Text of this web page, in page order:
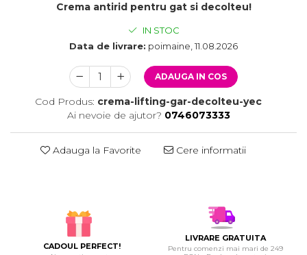
Crema antirid pentru gat si decolteu!
IN STOC
Data de livrare: poimaine, 11.08.2026
ADAUGA IN COS
Cod Produs: crema-lifting-gar-decolteu-yec
Ai nevoie de ajutor? 0746073333
Adauga la Favorite Cere informatii
CADOUL PERFECT!
LIVRARE GRATUITA
Pentru comenzi mai mari de 249